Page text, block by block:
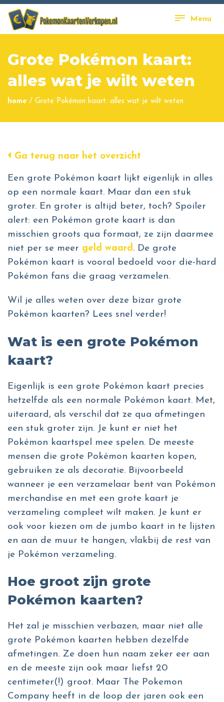
Menu
Grote Pokémon kaart:
alles wat je wilt weten
home / Grote Pokémon kaart: alles wat je wilt weten
Ga terug naar het overzicht
Een grote Pokémon kaart lijkt eigenlijk in alles
op een normale kaart. Maar dan een stuk
groter. En groter is altijd beter, toch? Spoiler
alert: een Pokémon grote kaart is dan
misschien groots qua formaat, ze zijn daarmee
niet per se meer geld waard. De grote
Pokémon kaart is vooral bedoeld voor die-hard
Pokémon fans die graag verzamelen.
Wil je alles weten over deze bizar grote
Pokémon kaarten? Lees snel verder!
Wat is een grote Pokémon
kaart?
Eigenlijk is een grote Pokémon kaart precies
hetzelfde als een normale Pokémon kaart. Met,
uiteraard, als verschil dat ze qua afmetingen
een stuk groter zijn. Je kunt er niet het
Pokémon kaartspel mee spelen. De meeste
mensen die grote Pokémon kaarten kopen,
gebruiken ze als decoratie. Bijvoorbeeld
wanneer je een verzamelaar bent van Pokémon
merchandise en met een grote kaart je
verzameling compleet wilt maken. Je kunt er
ook voor kiezen om de jumbo kaart in te lijsten
en aan de muur te hangen, vlakbij de rest van
je Pokémon verzameling.
Hoe groot zijn grote
Pokémon kaarten?
Het zal je misschien verbazen, maar niet alle
grote Pokémon kaarten hebben dezelfde
afmetingen. Ze doen hun naam zeker eer aan
en de meeste zijn ook maar liefst 20
centimeter(!) groot. Maar The Pokemon
Company heeft in de loop der jaren ook een